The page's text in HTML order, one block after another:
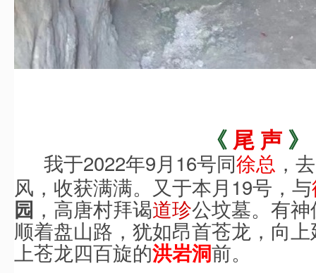
《 尾 声 》
我于2022年9月16号同徐总 ，
风，收获满满。又于本月19号，与
园 ，高唐村拜谒道珍公坟墓。有
顺着盘山路，犹如昂首苍龙，向
上苍龙四百旋的洪岩洞前。